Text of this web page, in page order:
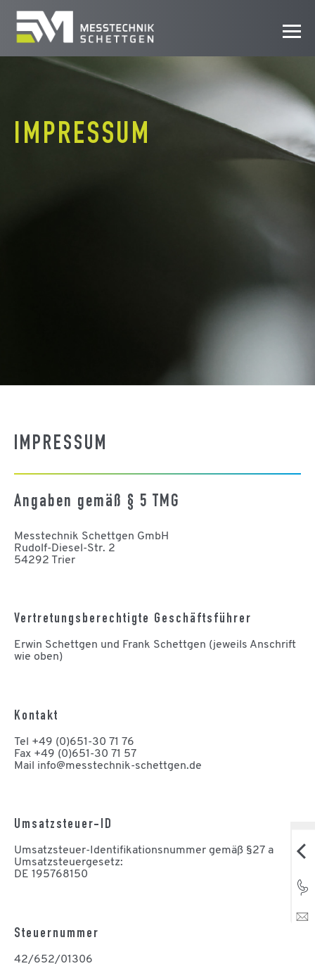
MESSTECHNIK
IMPRESSUM
IMPRESSUM
Angaben gemäß § 5 TMG
Messtechnik Schettgen GmbH
Rudolf-Diesel-Str. 2
54292 Trier
Vertretungsberechtigte Geschäftsführer
Erwin Schettgen und Frank Schettgen (jeweils Anschrift
wie oben)
Kontakt
Tel +49 (0)651-30 71 76
Fax +49 (0)651-30 71 57
Mail info@messtechnik-schettgen.de
Umsatzsteuer-ID
Umsatzsteuer-Identifikationsnummer gemäß §27 a
Umsatzsteuergesetz:
DE 195768150
Steuernummer
42/652/01306